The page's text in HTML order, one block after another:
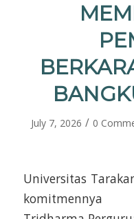
July 7, 2026 / 0
Universitas
komitmennya